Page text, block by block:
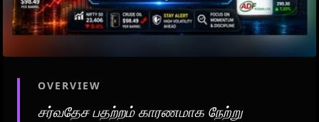
OVERVIEW
சர்வதேச பதற்றம் காரணமாக நேற்று